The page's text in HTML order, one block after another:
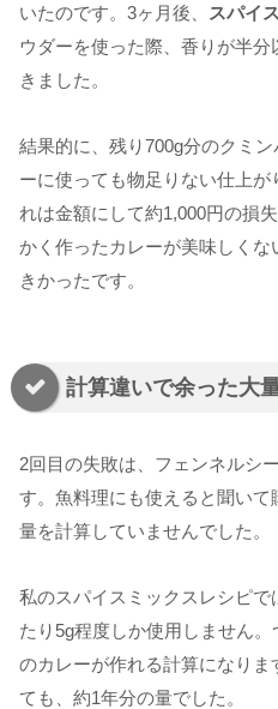
いたのです。3ヶ月後、
スパイ
ウダーを使った際、香りが半
きました。
結果的に、残り700g分のクミ
ーに使っても物足りない仕上が
れは金額にして約1,000円の損
かく作ったカレーが美味しく
きかったです。
計算違いで余った大
2回目の失敗は、フェンネルシ
す。魚料理にも使えると聞い
量を計算していませんでした。
私のスパイスミックスレシピ
たり5g程度しか使用しません
のカレーが作れる計算になり
ても、約1年分の量でした。